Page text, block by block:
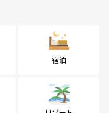
宿泊